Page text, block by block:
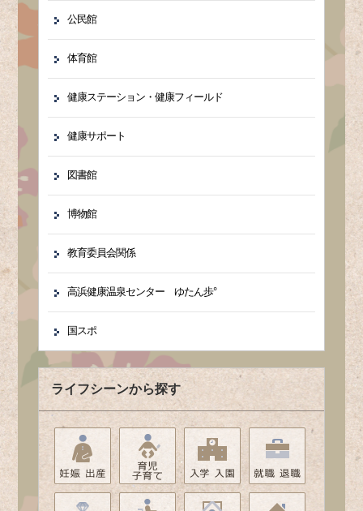
公民館
体育館
健康ステーション・健康フィールド
健康サポート
図書館
博物館
教育委員会関係
高浜健康温泉センター ゆたん歩°
国スポ
ライフシーンから探す